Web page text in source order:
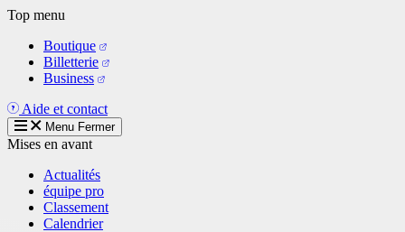
Aller
contenu
principal
Top menu
Boutique
Billetterie
Business
Aide et contact
Menu Fermer
Mises en avant
Actualités
équipe pro
Classement
Calendrier